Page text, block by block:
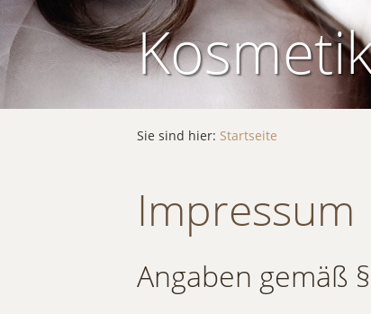
Sie sind hier: Startseite
Impressum
Angaben gemäß